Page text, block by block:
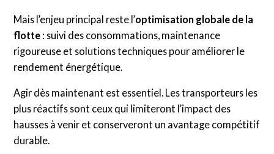
Mais l’enjeu principal reste l’optimisation globale de la
flotte : suivi des consommations, maintenance
rigoureuse et solutions techniques pour améliorer le
rendement énergétique.
Agir dès maintenant est essentiel. Les transporteurs les
plus réactifs sont ceux qui limiteront l’impact des
hausses à venir et conserveront un avantage compétitif
durable.